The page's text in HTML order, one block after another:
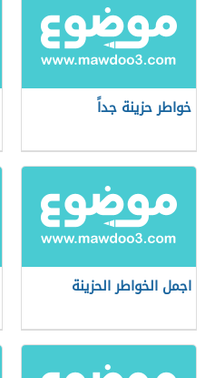
خواطر حزينة جداً
اجمل الخواطر الحزينة